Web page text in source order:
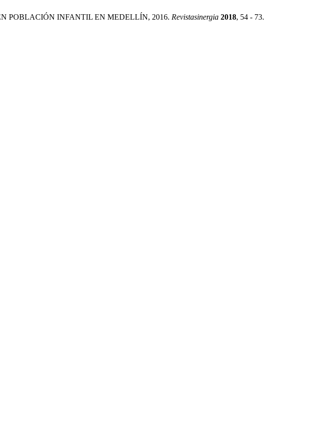
POBLACIÓN INFANTIL EN MEDELLÍN, 2016. Revistasinergia 2018, 54 - 73.